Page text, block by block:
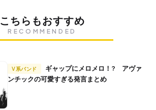
こちらもおすすめ
RECOMMENDED
V系バンド
ンチックの可愛すぎる発言まとめ